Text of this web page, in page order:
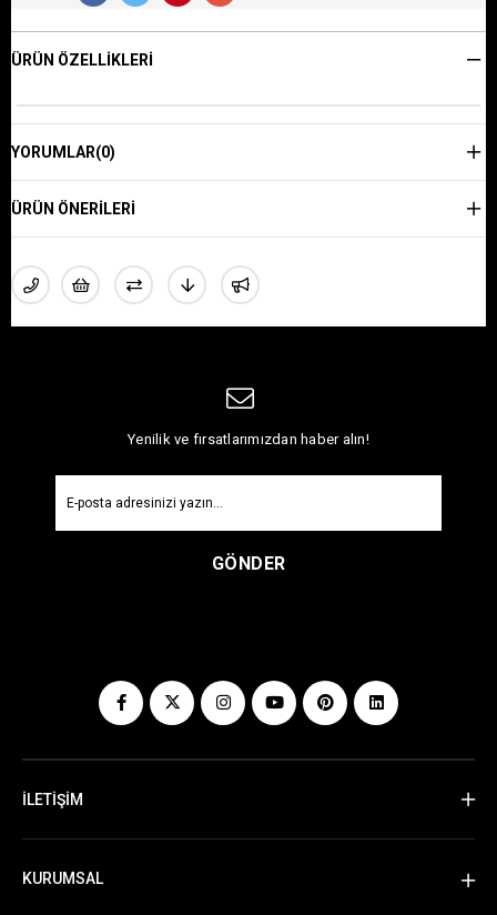
ÜRÜN ÖZELLIKLERI
YORUMLAR(0)
ÜRÜN ÖNERILERI
Yenilik ve fırsatlarımızdan haber alın!
GÖNDER
İLETİŞİM
KURUMSAL